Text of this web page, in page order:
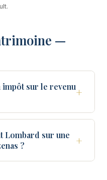
—
sur le revenu+
Lombard sur une
?
+